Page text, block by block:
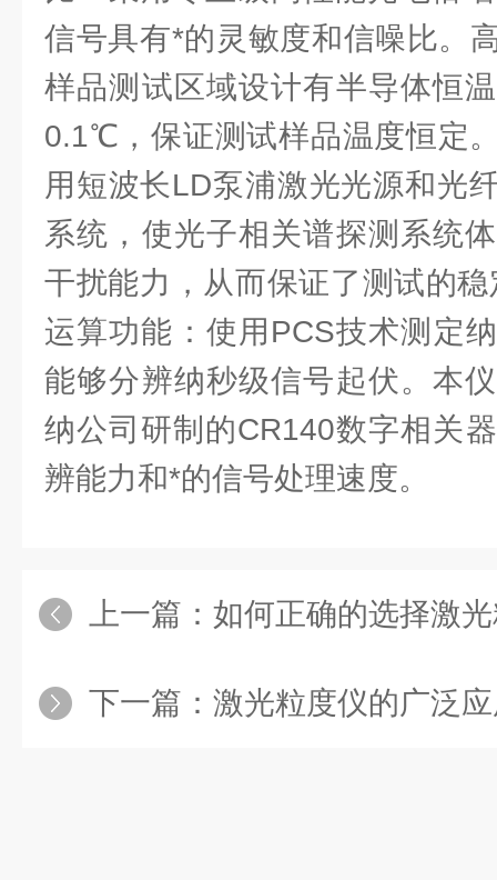
信号具有*的灵敏度和信噪比。
样品测试区域设计有半导体恒
0.1℃，保证测试样品温度恒定
用短波长LD泵浦激光光源和光
系统，使光子相关谱探测系统
干扰能力，从而保证了测试的
运算功能：使用PCS技术测定
能够分辨纳秒级信号起伏。本
纳公司研制的CR140数字相关
辨能力和*的信号处理速度。
上一篇： 如何正确的选择激
下一篇： 激光粒度仪的广泛